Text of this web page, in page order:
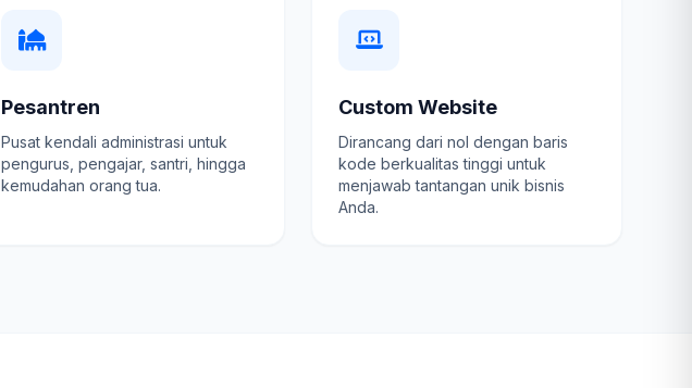
Pesantren
Pusat kendali administrasi untuk
pengurus, pengajar, santri, hingga
kemudahan orang tua.
Custom Website
Dirancang dari nol dengan baris
kode berkualitas tinggi untuk
menjawab tantangan unik bisnis
Anda.